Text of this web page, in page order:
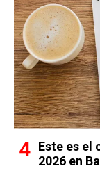
Este es el
2026 en